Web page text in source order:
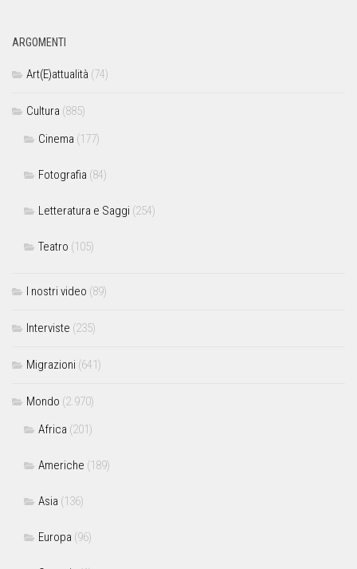
ARGOMENTI
Art(E)attualità (74)
Cultura (885)
Cinema (177)
Fotografia (84)
Letteratura e Saggi (254)
Teatro (105)
I nostri video (89)
Interviste (235)
Migrazioni (641)
Mondo (2.970)
Africa (201)
Americhe (189)
Asia (136)
Europa (96)